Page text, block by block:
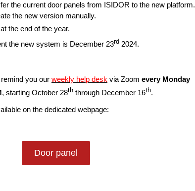
the current door panels from ISIDOR to the new platform.
the new version manually.
the end of the year.
the new system is December 23rd 2024.
you our weekly help desk via Zoom every Monday
, starting October 28th through December 16th.
on the dedicated webpage:
Door panel